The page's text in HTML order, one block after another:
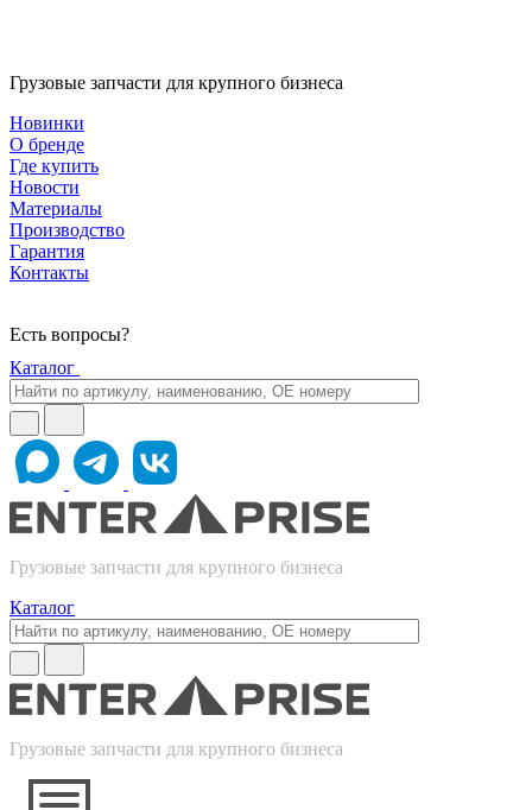
Грузовые запчасти для крупного бизнеса
Новинки
О бренде
Где купить
Новости
Материалы
Производство
Гарантия
Контакты
Есть вопросы?
Каталог
Грузовые запчасти для крупного бизнеса
Каталог
Грузовые запчасти для крупного бизнеса